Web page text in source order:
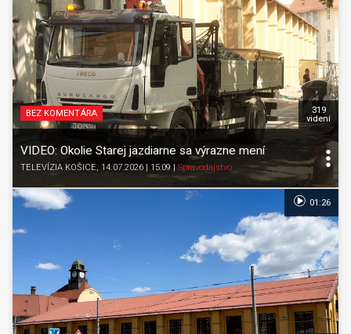
BEZ KOMENTÁRA
VIDEO: Okolie Starej jazdiarne sa výrazne mení
TELEVÍZIA KOŠICE, 14.07.2026 | 15:09 Spravodajstvo
319
videní
01:26